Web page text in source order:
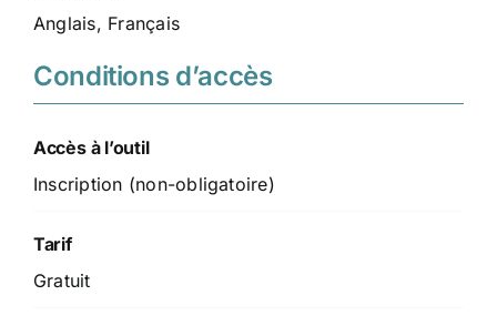
Anglais, Français
Conditions d’accès
Accès à l’outil
Inscription (non-obligatoire)
Tarif
Gratuit